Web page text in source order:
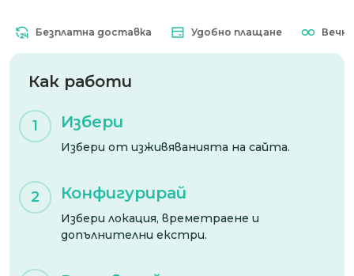
Безплатна доставка Удобно плащане Вечна
Как работи
1 Избери
Избери от изживяванията на сайта.
2 Конфигурирай
Избери локация, времетраене и
допълнителни екстри.